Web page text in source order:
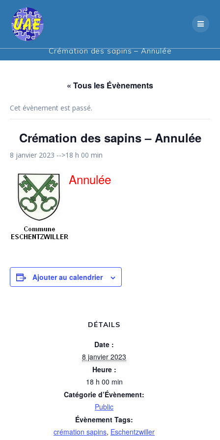
Crémation des sapins – Annulée
« Tous les Évènements
Cet évènement est passé.
Crémation des sapins – Annulée
8 janvier 2023 -->18 h 00 min
Annulée
Ajouter au calendrier
DÉTAILS
Date :
8 janvier 2023
Heure :
18 h 00 min
Catégorie d’Évènement:
Public
Évènement Tags:
crémation sapins, Eschentzwiller